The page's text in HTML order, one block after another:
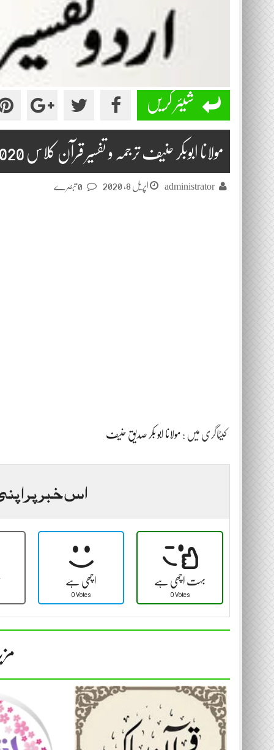
شیئر کریں
مولانا ابوبکر حنیف ترجمہ و تفسیر قرآن کلاس 2020-03-31
administrator اپریل 8, 2020
کیٹاگری میں : مولانا ابو بکر صدیق حنیف
اس خبر پر
اچھی ہے
0 Votes
بہت اچھی ہے
0 Votes